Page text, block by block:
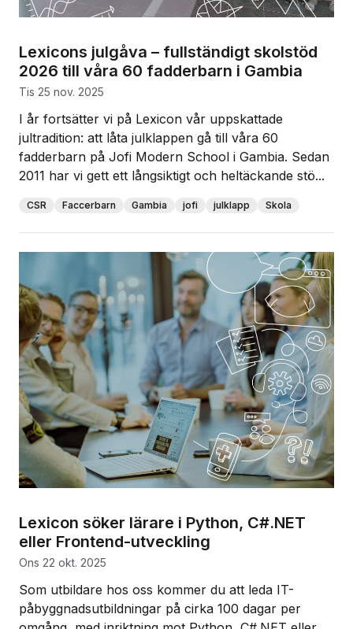
Lexicons julgåva – fullständigt skolstöd
2026 till våra 60 fadderbarn i Gambia
tis 25 nov. 2025
I år fortsätter vi på Lexicon vår uppskattade
jultradition: att låta julklappen gå till våra 60
fadderbarn på Jofi Modern School i Gambia. Sedan
2011 har vi gett ett långsiktigt och heltäckande stö...
CSR Faccerbarn Gambia jofi julklapp Skola
Lexicon söker lärare i Python, C#.NET
eller Frontend-utveckling
ons 22 okt. 2025
Som utbildare hos oss kommer du att leda IT-
påbyggnadsutbildningar på cirka 100 dagar per